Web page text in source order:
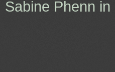
Sabine Phenn in